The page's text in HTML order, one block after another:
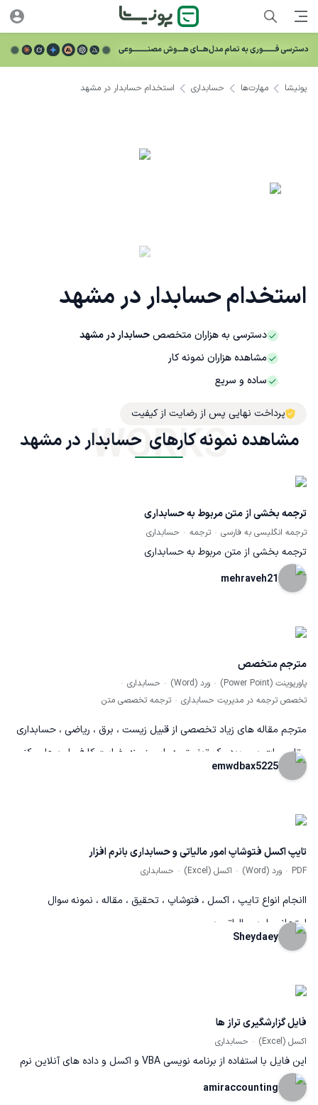
استخدام حسابدار در مشهد
دسترسی به هزاران متخصصحسابدار در مشهد
مشاهده هزاران نمونه کار
ساده و سریع
پرداخت نهایی پس از رضایت از کیفیت
پونیشا مهارت‌ها حسابداری استخدام حسابدار در مشهد
مشاهده نمونه کارهای  حسابدار در مشهد
WORKS
ترجمه بخشی از متن مربوط به حسابداری
ترجمه انگلیسی به فارسی ترجمه حسابداری
ترجمه بخشی از متن مربوط به حسابداری
mehraveh21
مترجم متخصص
پاورپوینت (Power Point) ورد (Word)
حسابداری
تخصص ترجمه در مدیریت حسابداری
ترجمه تخصصی متن
مترجم مقاله های زیاد تخصصی از قبیل زیست ، برق ، ریاضی ، حسابداری
، تاسیسات و ... بودم ک تونستم در این زمینه رضایت کارفرما رو جلب کنم.
emwdbax5225
تایپ اکسل فتوشاپ امور مالیاتی و حسابداری بانرم افزار
PDF ورد (Word) اکسل (Excel) حسابداری
اانجام انواع تایپ ، اکسل ، فتوشاپ ، تحقیق ، مقاله ، نمونه سوال
امتحانی، امور مالیاتی و ...
Sheydaey
فایل گزارشگیری تراز ها
اکسل (Excel) حسابداری
این فایل با استفاده از برنامه نویسی VBA و اکسل و داده های آنلاین نرم
افزار های مالی تولید شده
amiraccounting